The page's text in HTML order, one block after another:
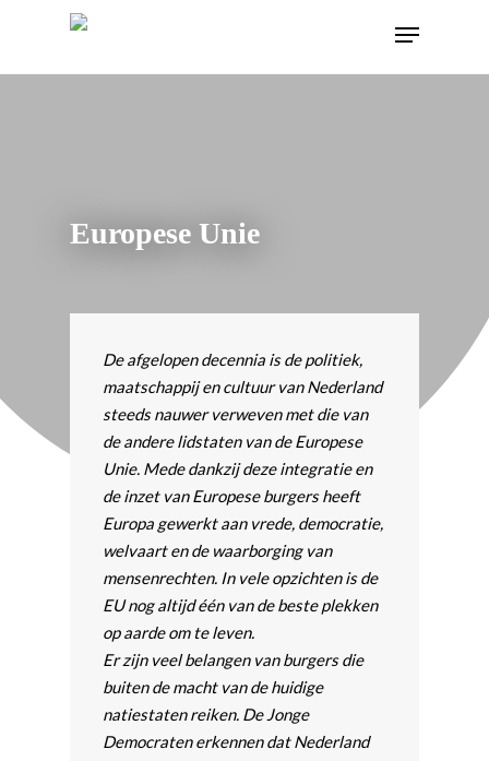
Europese Unie
De afgelopen decennia is de politiek,
maatschappij en cultuur van Nederland
steeds nauwer verweven met die van
de andere lidstaten van de Europese
Unie. Mede dankzij deze integratie en
de inzet van Europese burgers heeft
Europa gewerkt aan vrede, democratie,
welvaart en de waarborging van
mensenrechten. In vele opzichten is de
EU nog altijd één van de beste plekken
op aarde om te leven.
Er zijn veel belangen van burgers die
buiten de macht van de huidige
natiestaten reiken. De Jonge
Democraten erkennen dat Nederland